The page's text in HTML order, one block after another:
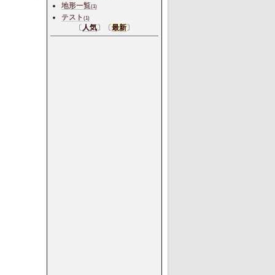
地形一覧(1)
テスト (1)
〔 人気〕〔最新〕